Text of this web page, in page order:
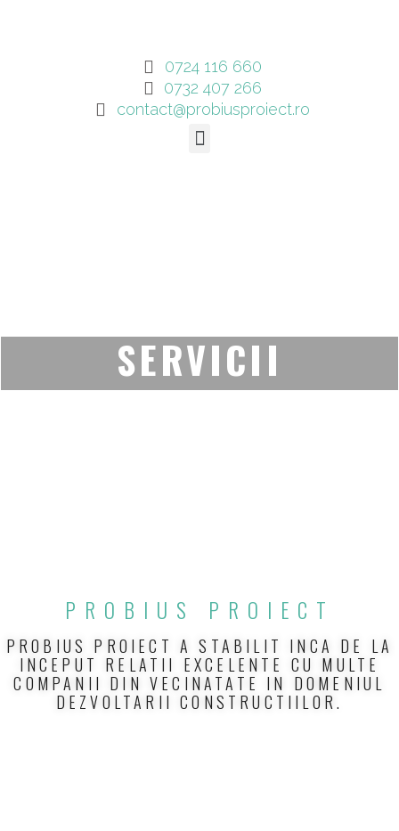
0724 116 660
0732 407 266
contact@probiusproiect.ro
SERVICII
PROBIUS PROIECT
PROBIUS PROIECT A STABILIT INCA DE LA
INCEPUT RELATII EXCELENTE CU MULTE
COMPANII DIN VECINATATE IN DOMENIUL
DEZVOLTARII CONSTRUCTIILOR.